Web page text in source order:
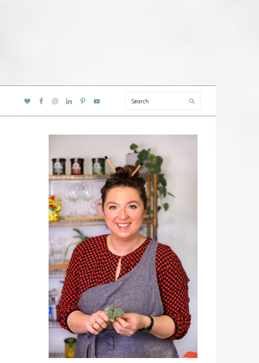
NAV
Search